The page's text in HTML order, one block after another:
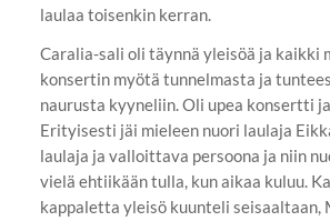
laulaa toisenkin kerran.
Caralia-sali oli täynnä yleisöä ja kaikki
konsertin myötä tunnelmasta ja
naurusta kyyneliin. Oli upea konsertti
Erityisesti jäi mieleen nuori laulaja
laulaja ja valloittava persoona ja niin
vielä ehtiikään tulla, kun aikaa kuluu.
kappaletta yleisö kuunteli seisaaltaan,